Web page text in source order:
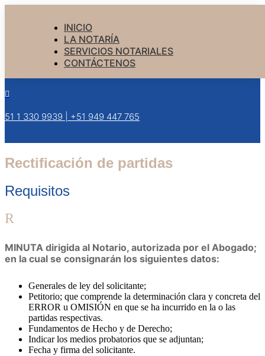
INICIO
LA NOTARÍA
SERVICIOS NOTARIALES
CONTÁCTENOS

1 330 9939 | +51 949 447 765
Rectificación de partidas
Requisitos
R
MINUTA dirigida al Notario, autorizada por el Abogado;
en la cual se consignarán los siguientes datos:
Generales de ley del solicitante;
Petitorio; que comprende la determinación clara y concreta del
ERROR u OMISIÓN en que se ha incurrido en la o las
partidas respectivas.
Fundamentos de Hecho y de Derecho;
Indicar los medios probatorios que se adjuntan;
Fecha y firma del solicitante.